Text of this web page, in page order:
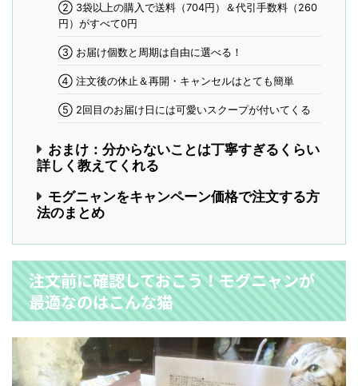
② 3袋以上の購入で送料（704円）＆代引手数料（260
円）がすべて0円
③ お届け個数と周期は自由に選べる！
④ 注文後の休止＆再開・キャンセルはとても簡単
⑤ 2回目のお届け日には可愛いスクープが付いてくる
おまけ：分からないことは丁寧すぎるくらい
詳しく教えてくれる
モグニャンをキャンペーン価格で注文する方
法のまとめ
注文前に確認しておこう！モグニャンが
最適なのはこんな猫